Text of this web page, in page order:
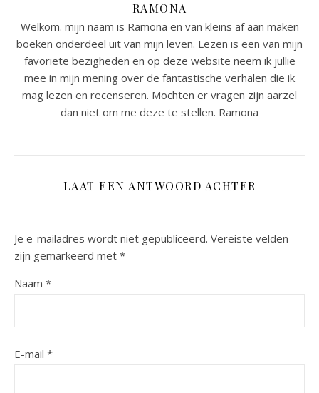
RAMONA
Welkom. mijn naam is Ramona en van kleins af aan maken
boeken onderdeel uit van mijn leven. Lezen is een van mijn
favoriete bezigheden en op deze website neem ik jullie
mee in mijn mening over de fantastische verhalen die ik
mag lezen en recenseren. Mochten er vragen zijn aarzel
dan niet om me deze te stellen. Ramona
LAAT EEN ANTWOORD ACHTER
Je e-mailadres wordt niet gepubliceerd. Vereiste velden
zijn gemarkeerd met *
Naam *
E-mail *